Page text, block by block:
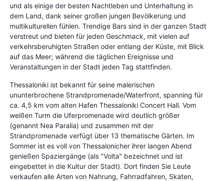
und als einige der besten Nachtleben und Unterhaltung in
dem Land, dank seiner großen jungen Bevölkerung und
multikulturellen fühlen. Trendige Bars sind in der ganzen Stadt
verstreut und bieten für jeden Geschmack, mit vielen auf
verkehrsberuhigten Straßen oder entlang der Küste, mit Blick
auf das Meer; während die täglichen Ereignisse und
Veranstaltungen in der Stadt jeden Tag stattfinden.
Thessaloniki ist bekannt für seine malerischen
ununterbrochene Strandpromenade/Waterfront, spanning für
ca. 4,5 km vom alten Hafen Thessaloniki Concert Hall. Vom
weißen Turm die Uferpromenade wird deutlich größer
(genannt Nea Paralia) und zusammen mit der
Strandpromenade verfügt über 13 thematische Gärten. Im
Sommer ist es voll von Thessalonicher ihrer langen Abend
genießen Spaziergänge (als "Volta" bezeichnet und ist
eingebettet in die Kultur der Stadt). Dort finden Sie Leute
verkaufen alle Arten von Nahrung, Fahrradfahren, Skaten,